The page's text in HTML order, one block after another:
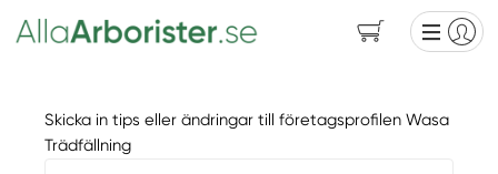
Skicka in tips eller ändringar till företagsprofilen Wasa
Trädfällning